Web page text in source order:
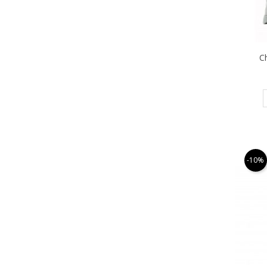
-10%